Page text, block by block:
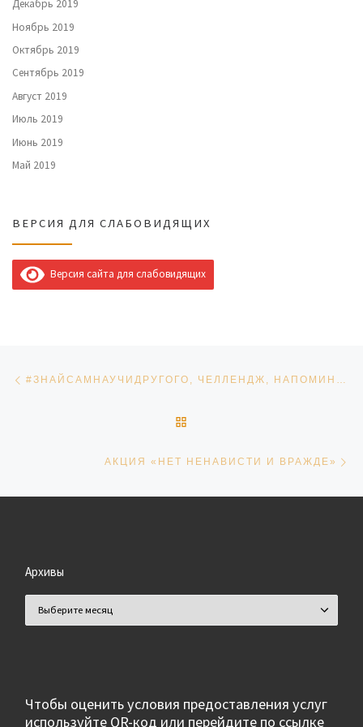
Декабрь 2019
Ноябрь 2019
Октябрь 2019
Сентябрь 2019
Август 2019
Июль 2019
Июнь 2019
Май 2019
ВЕРСИЯ ДЛЯ СЛАБОВИДЯЩИХ
Версия сайта для слабовидящих
Навигация по записям #ЗНАЙСАМНАУЧИДРУГОГО, ЧЕЛЛЕНДЖ, НАПОМИНАЮЩИЙ ПОСЛЕДОВАТЕЛЬНОСТЬ ДЕЙСТВИЙ ПРИ СИГНАЛЕ «ВНИМАНИЕ ВСЕМ!».
АКЦИЯ «НЕТ НЕНАВИСТИ И ВРАЖДЕ»
Архивы
Чтобы оценить условия предоставления услуг
используйте QR-код или перейдите по ссылке